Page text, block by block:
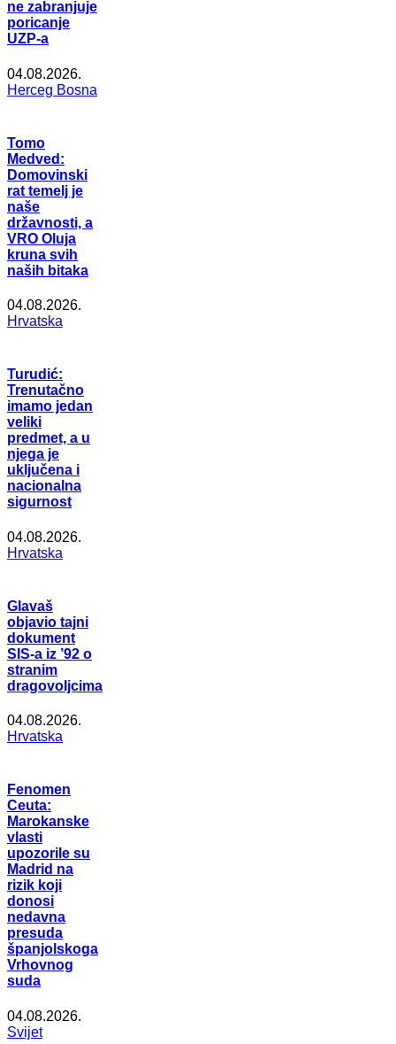
ne zabranjuje
poricanje
UZP-a
04.08.2026.
Herceg Bosna
Tomo
Medved:
Domovinski
rat temelj je
naše
državnosti, a
VRO Oluja
kruna svih
naših bitaka
04.08.2026.
Hrvatska
Turudić:
Trenutačno
imamo jedan
veliki
predmet, a u
njega je
uključena i
nacionalna
sigurnost
04.08.2026.
Hrvatska
Glavaš
objavio tajni
dokument
SIS-a iz ’92 o
stranim
dragovoljcima
04.08.2026.
Hrvatska
Fenomen
Ceuta:
Marokanske
vlasti
upozorile su
Madrid na
rizik koji
donosi
nedavna
presuda
španjolskoga
Vrhovnog
suda
04.08.2026.
Svijet